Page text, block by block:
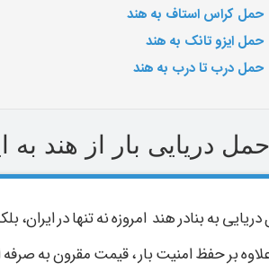
حمل کراس استاف به هند
حمل ایزو تانک به هند
حمل درب تا درب به هند
حمل دریایی بار از هند به
به بنادر هند امروزه نه تنها در
بر حفظ امنیت بار ، قیمت مقرون به